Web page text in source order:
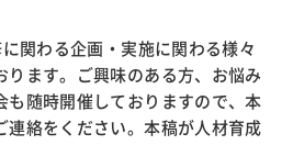
関わる企画・実施に関わる様々
ります。ご興味のある方、お悩み
も随時開催しておりますので、本
連絡をください。本稿が人材育成